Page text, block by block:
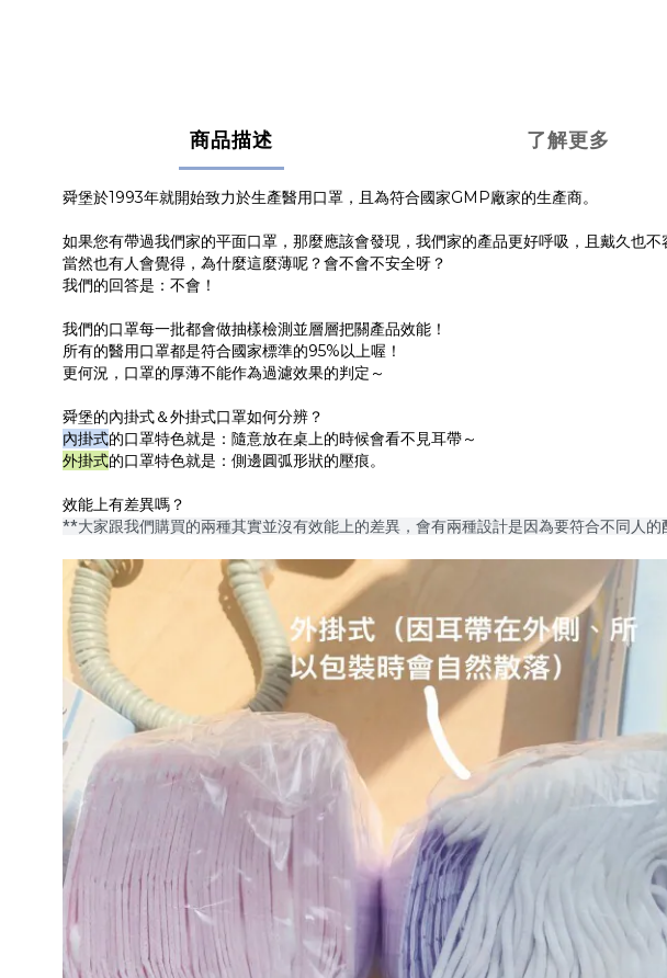
商品描述 了解更多
舜堡於1993年就開始致力於生產醫用口罩，且為符合國家GMP廠家的生產商。
如果您有帶過我們家的平面口罩，那麼應該會發現，我們家的產品更好呼吸，且戴久也不
當然也有人會覺得，為什麼這麼薄呢？會不會不安全呀？
我們的回答是：不會！
我們的口罩每一批都會做抽樣檢測並層層把關產品效能！
所有的醫用口罩都是符合國家標準的95%以上喔！
更何況，口罩的厚薄不能作為過濾效果的判定～
舜堡的內掛式＆外掛式口罩如何分辨？
內掛式的口罩特色就是：隨意放在桌上的時候會看不見耳帶～
外掛式的口罩特色就是：側邊圓弧形狀的壓痕。
效能上有差異嗎？
**大家跟我們購買的兩種其實並沒有效能上的差異，會有兩種設計是因為要符合不同人